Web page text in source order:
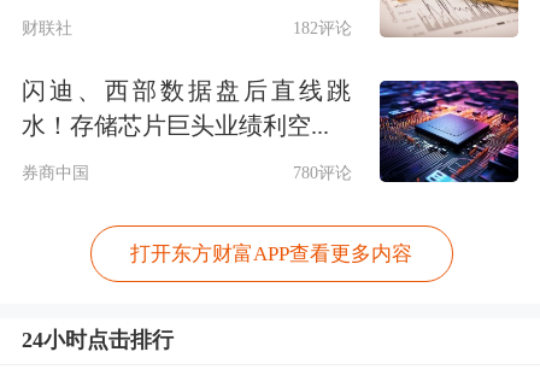
财联社 182评论
闪迪、西部数据盘后直线跳
水！存储芯片巨头业绩利空...
券商中国 780评论
打开东方财富APP查看更多内容
24小时点击排行